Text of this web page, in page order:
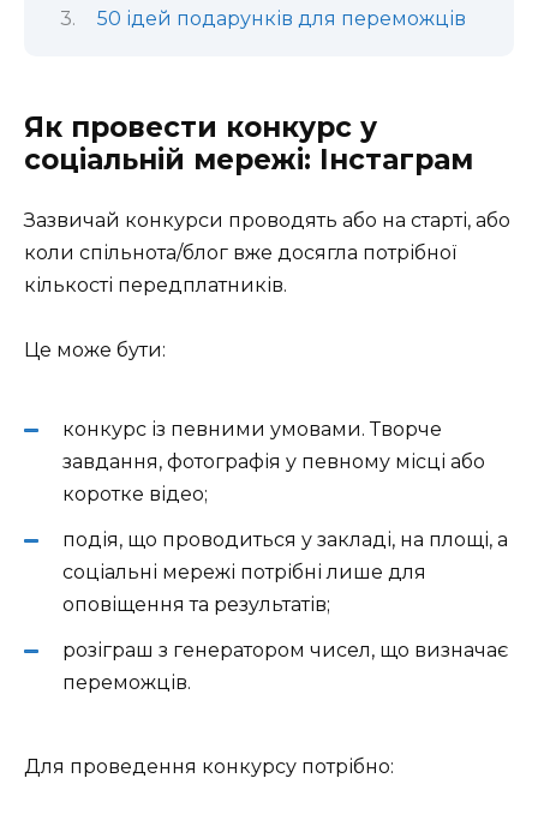
50 ідей подарунків для переможців
Як провести конкурс у
соціальній мережі: Інстаграм
Зазвичай конкурси проводять або на старті, або
коли спільнота/блог вже досягла потрібної
кількості передплатників.
Це може бути:
конкурс із певними умовами. Творче
завдання, фотографія у певному місці або
коротке відео;
подія, що проводиться у закладі, на площі, а
соціальні мережі потрібні лише для
оповіщення та результатів;
розіграш з генератором чисел, що визначає
переможців.
Для проведення конкурсу потрібно: